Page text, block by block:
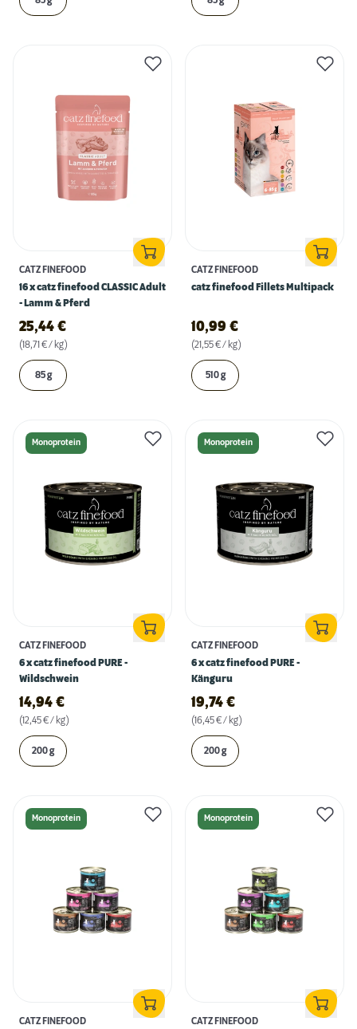
CATZ FINEFOOD
16 x catz finefood CLASSIC Adult
- Lamm & Pferd
25,44 €
(18,71 € / kg)
85 g
CATZ FINEFOOD
catz finefood Fillets Multipack
10,99 €
(21,55 € / kg)
510 g
Monoprotein
CATZ FINEFOOD
6 x catz finefood PURE -
Wildschwein
14,94 €
(12,45 € / kg)
200 g
Monoprotein
CATZ FINEFOOD
6 x catz finefood PURE -
Känguru
19,74 €
(16,45 € / kg)
200 g
Monoprotein
CATZ FINEFOOD
Monoprotein
CATZ FINEFOOD